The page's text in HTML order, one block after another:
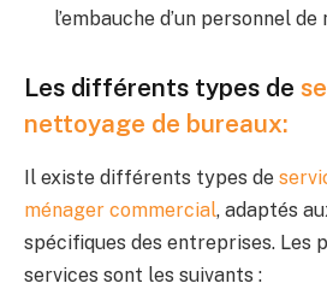
l’embauche d’un personnel
Les différents types de
nettoyage de bureaux:
Il existe différents types de
ménager commercial, adaptés
spécifiques des entreprises. Les
services sont les suivants :